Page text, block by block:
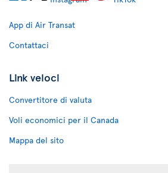
App di Air Transat
Contattaci
Link veloci
Convertitore di valuta
Voli economici per il Canada
Mappa del sito